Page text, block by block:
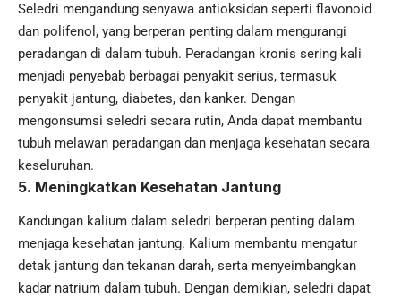
Seledri mengandung senyawa antioksidan seperti flavonoid
dan polifenol, yang berperan penting dalam mengurangi
peradangan di dalam tubuh. Peradangan kronis sering kali
menjadi penyebab berbagai penyakit serius, termasuk
penyakit jantung, diabetes, dan kanker. Dengan
mengonsumsi seledri secara rutin, Anda dapat membantu
tubuh melawan peradangan dan menjaga kesehatan secara
keseluruhan.
5. Meningkatkan Kesehatan Jantung
Kandungan kalium dalam seledri berperan penting dalam
menjaga kesehatan jantung. Kalium membantu mengatur
detak jantung dan tekanan darah, serta menyeimbangkan
kadar natrium dalam tubuh. Dengan demikian, seledri dapat